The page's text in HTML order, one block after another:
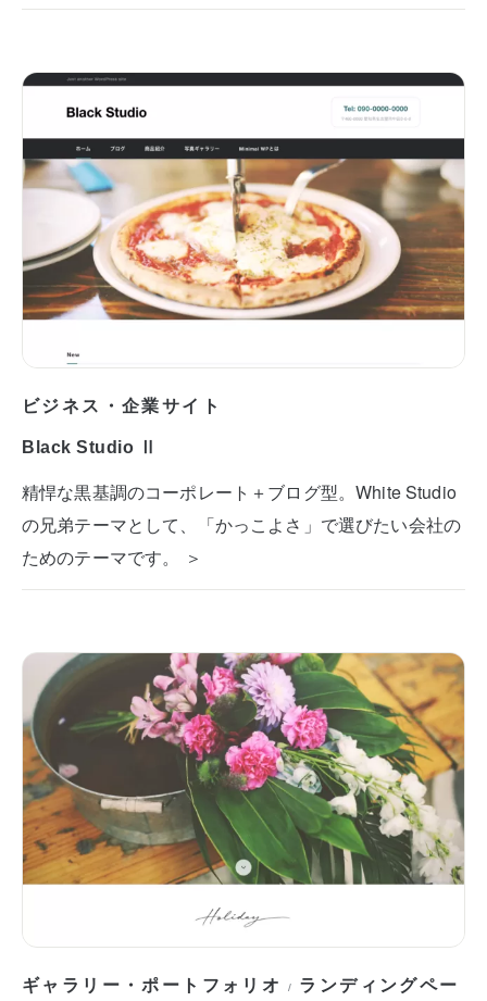
ビジネス・企業サイト
Black Studio Ⅱ
精悍な黒基調のコーポレート＋ブログ型。White Studio
の兄弟テーマとして、「かっこよさ」で選びたい会社の
ためのテーマです。 ＞
ギャラリー・ポートフォリオ / ランディングペー